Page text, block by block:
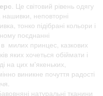
. Це світовий рівень одягу
нашивки, неповторні
тонко підібрані кольори і
поєднанні
милих принцес, казкових
яких хочеться обіймати і
на цих м'якеньких,
виникне почуття радості
натуральні тканини